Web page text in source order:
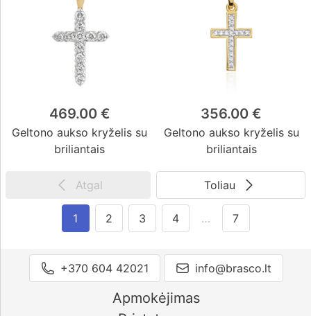
469.00 €
Geltono aukso kryželis su
briliantais
356.00 €
Geltono aukso kryželis su
briliantais
Atgal Toliau
1 2 3 4 … 7
+370 604 42021 info@brasco.lt
Apmokėjimas